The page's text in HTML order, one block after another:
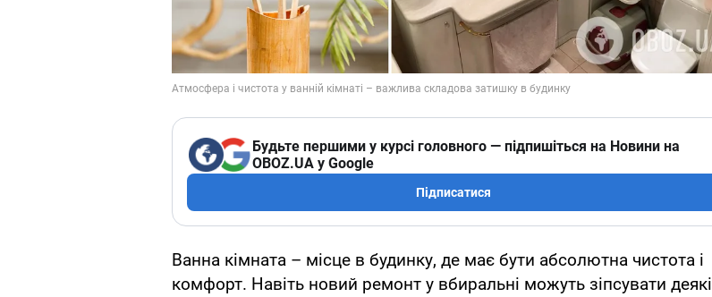
Будьте першими у курсі головного — підпишіться на Новини на
OBOZ.UA у Google
Підписатися
Ванна кімната – місце в будинку, де має бути абсолютна чистота і
комфорт. Навіть новий ремонт у вбиральні можуть зіпсувати деякі